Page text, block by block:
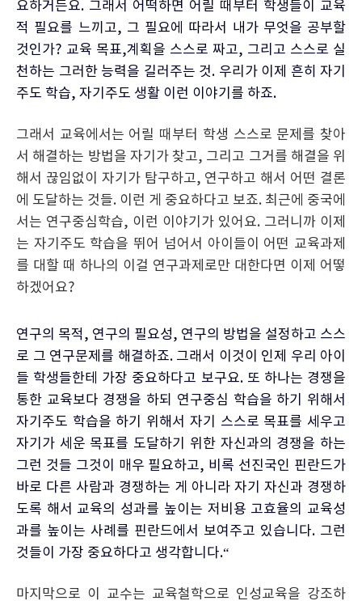
요하거든요. 그래서 어떡하면 어릴 때부터 학생들이 교육
적 필요를 느끼고, 그 필요에 따라서 내가 무엇을 공부할
것인가? 교육 목표,계획을 스스로 짜고, 그리고 스스로 실
천하는 그러한 능력을 길러주는 것. 우리가 이제 흔히 자기
주도 학습, 자기주도 생활 이런 이야기를 하죠.
그래서 교육에서는 어릴 때부터 학생 스스로 문제를 찾아
서 해결하는 방법을 자기가 찾고, 그리고 그거를 해결을 위
해서 끊임없이 자기가 탐구하고, 연구하고 해서 어떤 결론
에 도달하는 것들. 이런 게 중요하다고 보죠. 최근에 중국에
서는 연구중심학습, 이런 이야기가 있어요. 그러니까 이제
는 자기주도 학습을 뛰어 넘어서 아이들이 어떤 교육과제
를 대할 때 하나의 이걸 연구과제로만 대한다면 이제 어떻
하겠어요?
연구의 목적, 연구의 필요성, 연구의 방법을 설정하고 스스
로 그 연구문제를 해결하죠. 그래서 이것이 인제 우리 아이
들 학생들한테 가장 중요하다고 보구요. 또 하나는 경쟁을
통한 교육보다 경쟁을 하되 연구중심 학습을 하기 위해서
자기주도 학습을 하기 위해서 자기 스스로 목표를 세우고
자기가 세운 목표를 도달하기 위한 자신과의 경쟁을 하는
그런 것들 그것이 매우 필요하고, 비록 선진국인 핀란드가
바로 다른 사람과 경쟁하는 게 아니라 자기 자신과 경쟁하
도록 해서 교육의 성과를 높이는 저비용 고효율의 교육성
과를 높이는 사례를 핀란드에서 보여주고 있습니다. 그런
것들이 가장 중요하다고 생각합니다.“
마지막으로 이 교수는 교육철학으로 인성교육을 강조하